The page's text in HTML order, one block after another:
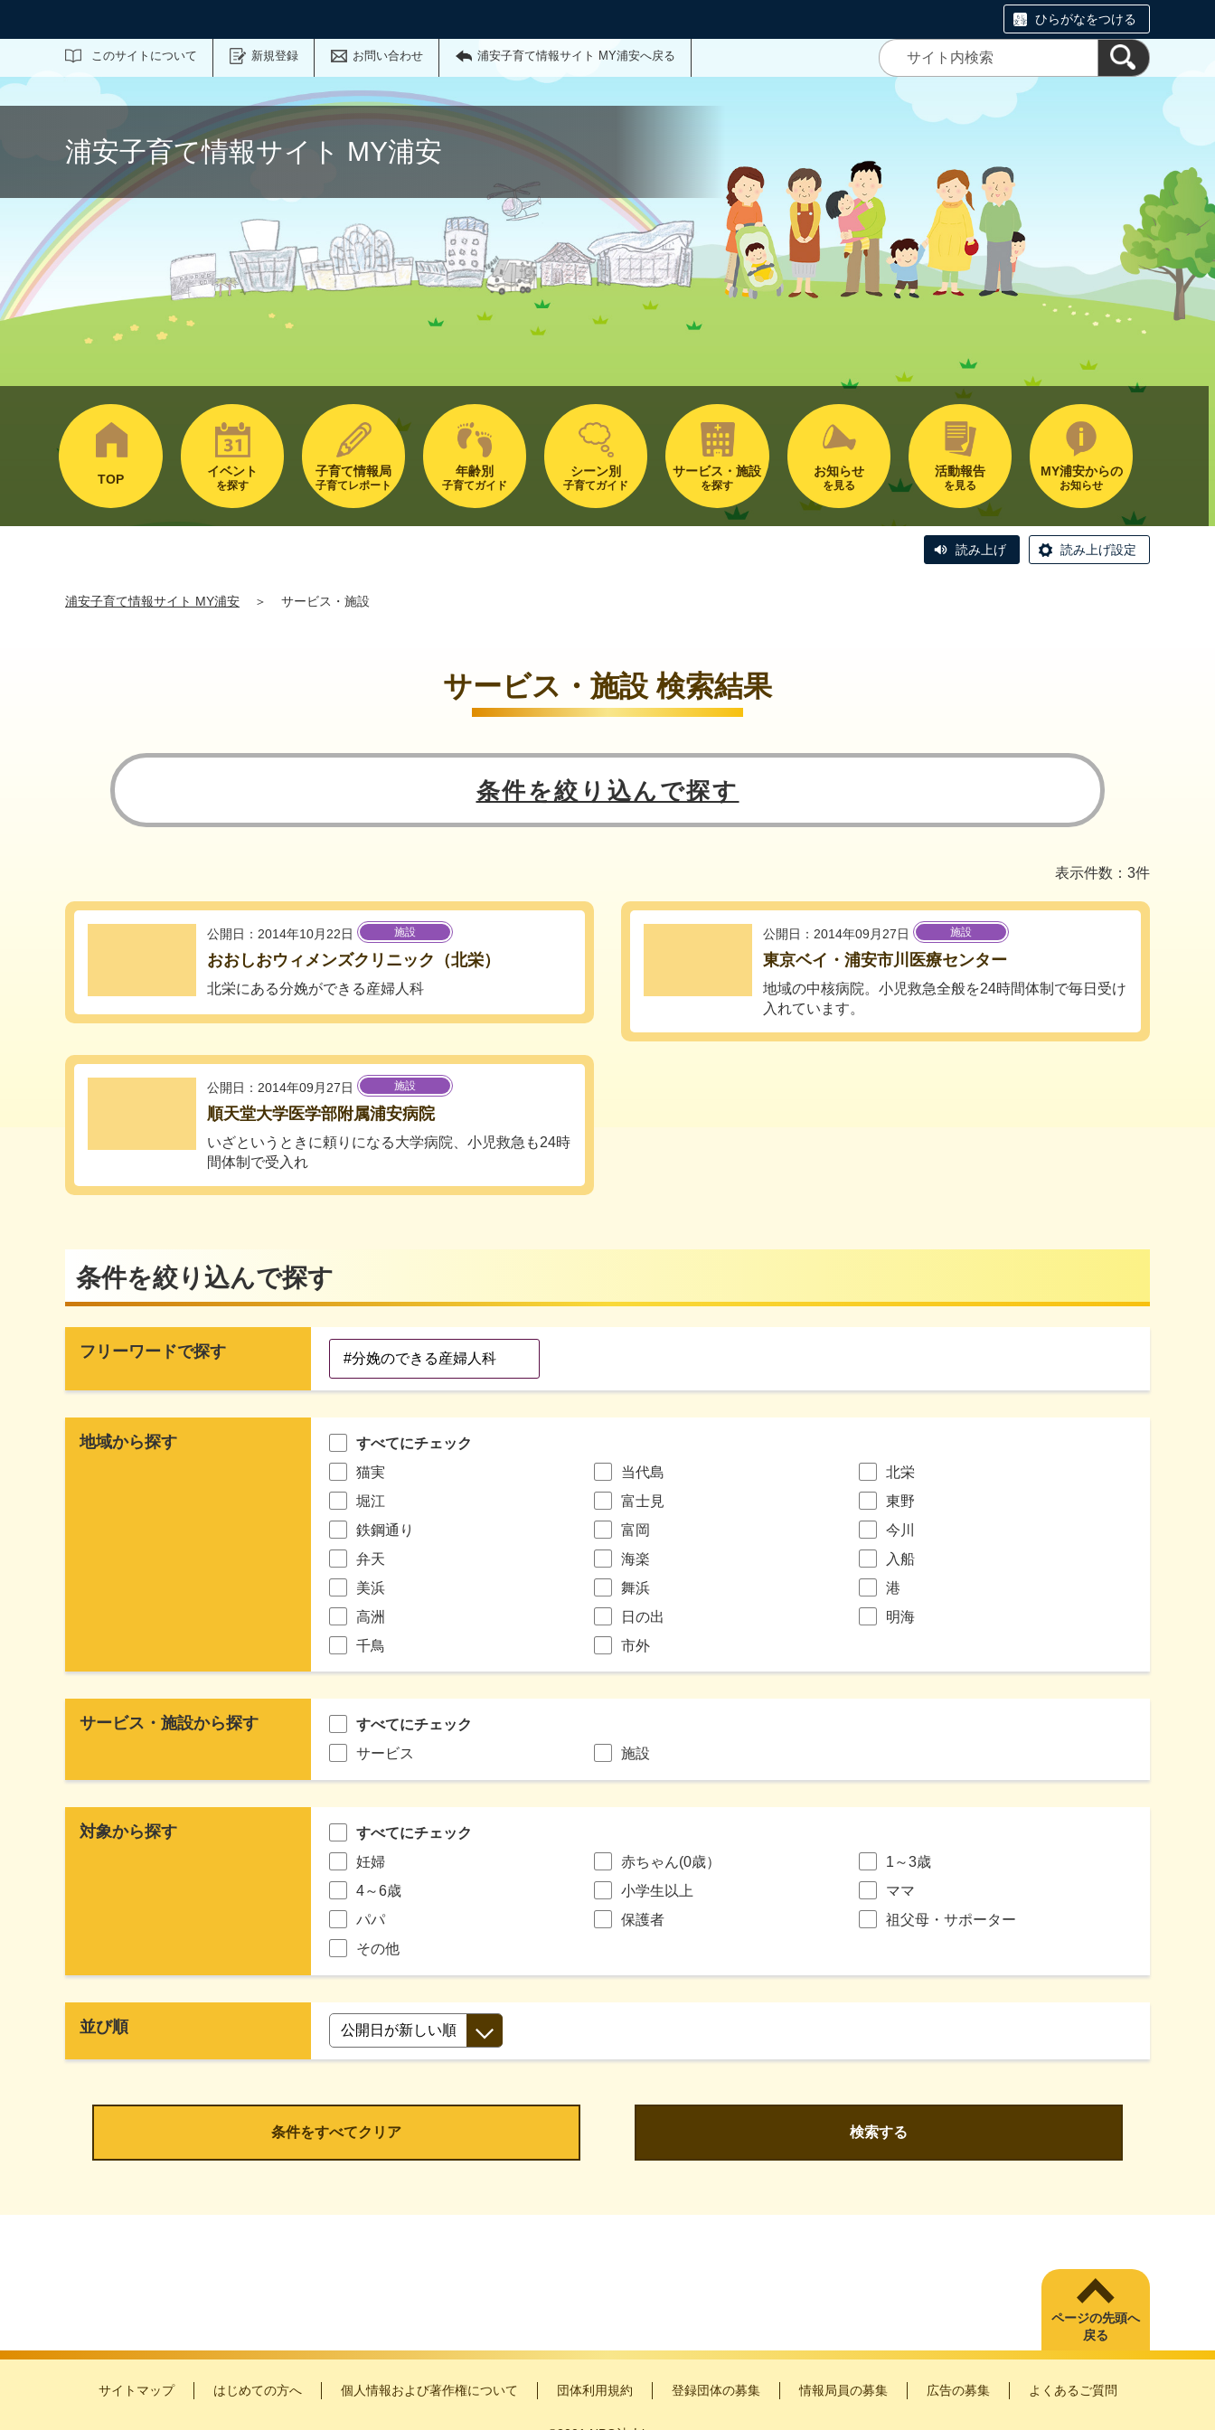
ひらがなをつける
このサイトについて 新規登録 お問い合わせ 浦安子育て情報サイト MY浦安へ戻る
サイト内検索
浦安子育て情報サイト MY浦安
TOP
イベント
を探す
子育て情報局
子育てレポート
年齢別
子育てガイド
シーン別
子育てガイド
サービス・施設
を探す
お知らせ
を見る
活動報告
を見る
MY浦安からの
お知らせ
読み上げ 読み上げ設定
浦安子育て情報サイト MY浦安 ＞ サービス・施設
サービス・施設 検索結果
条件を絞り込んで探す
表示件数：3件
公開日：2014年10月22日 施設
おおしおウィメンズクリニック（北栄）
北栄にある分娩ができる産婦人科
公開日：2014年09月27日 施設
東京ベイ・浦安市川医療センター
地域の中核病院。小児救急全般を24時間体制で毎日受け
入れています。
公開日：2014年09月27日 施設
順天堂大学医学部附属浦安病院
いざというときに頼りになる大学病院、小児救急も24時
間体制で受入れ
条件を絞り込んで探す
フリーワードで探す
地域から探す
すべてにチェック
猫実
当代島
北栄
堀江
富士見
東野
鉄鋼通り
富岡
今川
弁天
海楽
入船
美浜
舞浜
港
高洲
日の出
明海
千鳥
市外
サービス・施設から探す
すべてにチェック
サービス
施設
対象から探す
すべてにチェック
妊婦
赤ちゃん(0歳）
1～3歳
4～6歳
小学生以上
ママ
パパ
保護者
祖父母・サポーター
その他
並び順
検索する
ページの先頭へ
戻る
サイトマップ はじめての方へ 個人情報および著作権について 団体利用規約 登録団体の募集 情報局員の募集 広告の募集 よくあるご質問